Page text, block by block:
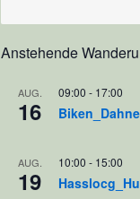
Anstehende
AUG.
16
09:00 - 17:00
AUG.
19
10:00 - 15:00